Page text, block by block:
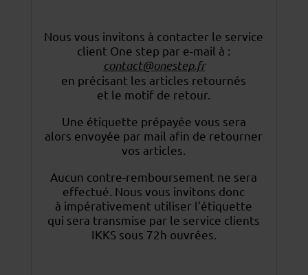
Nous vous invitons à contacter le service
client One step par e-mail à :
contact@onestep.fr
en précisant les articles retournés
et le motif de retour.
Une étiquette prépayée vous sera
alors envoyée par mail afin de retourner
vos articles.
Aucun contre-remboursement ne sera
effectué. Nous vous invitons donc
à impérativement utiliser l’étiquette
qui sera transmise par le service clients
IKKS sous 72h ouvrées.